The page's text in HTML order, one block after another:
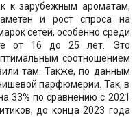
к зарубежным ароматам,
и рост спроса на
сетей, особенно среди
от 16 до 25 лет. Это
соотношением
там. Также, по данным
парфюмерии. Так, в
33% по сравнению с 2021
до конца 2023 года